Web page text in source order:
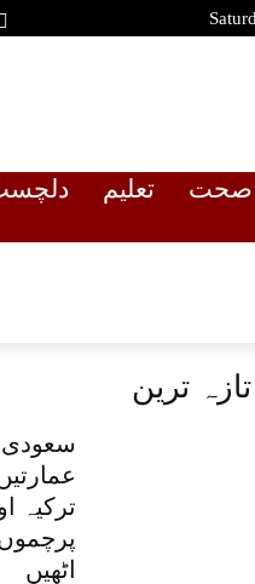
صحت تعلیم
تازہ ترین
ترکیہ
اٹھیں